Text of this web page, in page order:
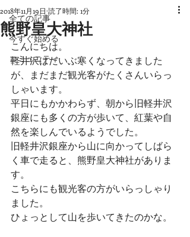
全ての記事
今すぐ始める
コミュニティ
熊野皇大神社
2018年11月19日 読了時間: 1分
こんにちは。
軽井沢はだいぶ寒くなってきました
が、まだまだ観光客がたくさんいらっ
しゃいます。
平日にもかかわらず、朝から旧軽井沢
銀座にも多くの方が歩いて、紅葉や自
然を楽しんでいるようでした。
旧軽井沢銀座から山に向かってしばら
く車で走ると、熊野皇大神社がありま
す。
こちらにも観光客の方がいらっしゃり
ました。
ひょっとして山を歩いてきたのかな。